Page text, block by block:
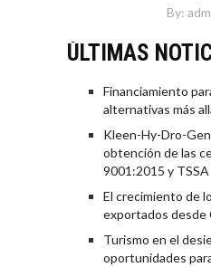
By:
ÚLTIMAS
Financiamiento
alternativas más
Kleen-Hy-Dro-
obtención de las
9001:2015 y TSSA
El crecimiento de
exportados desde
Turismo en el
oportunidades